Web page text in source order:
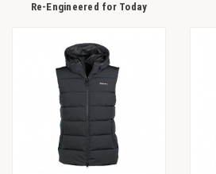
Re-Engineered for Today